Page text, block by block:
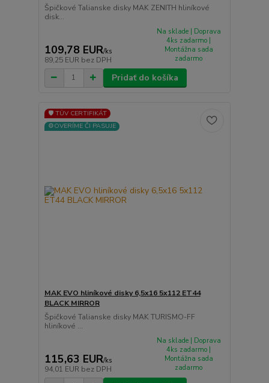
Špičkové Talianske disky MAK ZENITH hliníkové
disk...
109,78 EUR/ks
89,25 EUR bez DPH
Na sklade | Doprava
4ks zadarmo |
Montážna sada
zadarmo
Pridať do košíka
🛡️ TÜV CERTIFIKÁT
⚙️OVERÍME ČI PASUJE
MAK EVO hliníkové disky 6,5x16 5x112 ET44
BLACK MIRROR
Špičkové Talianske disky MAK TURISMO-FF
hliníkové ...
115,63 EUR/ks
94,01 EUR bez DPH
Na sklade | Doprava
4ks zadarmo |
Montážna sada
zadarmo